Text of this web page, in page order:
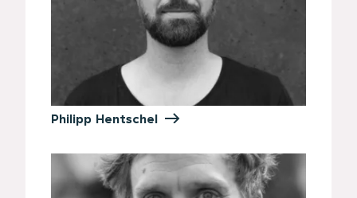
Philipp Hentschel